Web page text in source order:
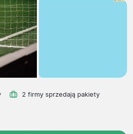
2 firmy sprzedają pakiety